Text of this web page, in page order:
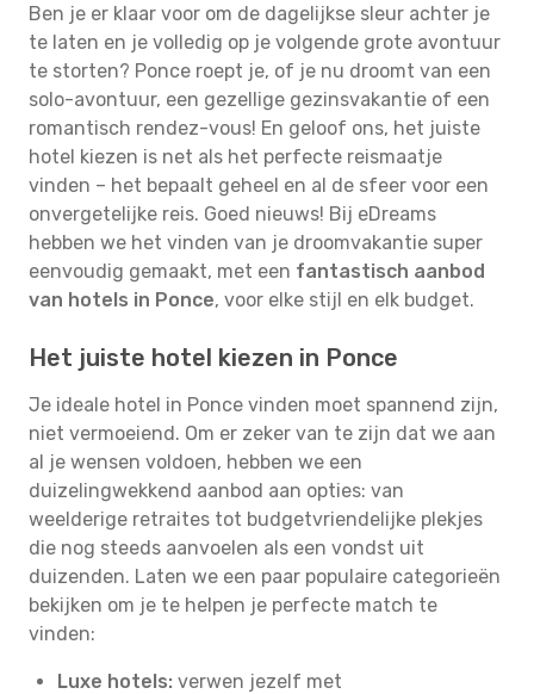
Ben je er klaar voor om de dagelijkse sleur achter je
te laten en je volledig op je volgende grote avontuur
te storten? Ponce roept je, of je nu droomt van een
solo-avontuur, een gezellige gezinsvakantie of een
romantisch rendez-vous! En geloof ons, het juiste
hotel kiezen is net als het perfecte reismaatje
vinden – het bepaalt geheel en al de sfeer voor een
onvergetelijke reis. Goed nieuws! Bij eDreams
hebben we het vinden van je droomvakantie super
eenvoudig gemaakt, met een fantastisch aanbod
van hotels in Ponce, voor elke stijl en elk budget.
Het juiste hotel kiezen in Ponce
Je ideale hotel in Ponce vinden moet spannend zijn,
niet vermoeiend. Om er zeker van te zijn dat we aan
al je wensen voldoen, hebben we een
duizelingwekkend aanbod aan opties: van
weelderige retraites tot budgetvriendelijke plekjes
die nog steeds aanvoelen als een vondst uit
duizenden. Laten we een paar populaire categorieën
bekijken om je te helpen je perfecte match te
vinden:
Luxe hotels: verwen jezelf met